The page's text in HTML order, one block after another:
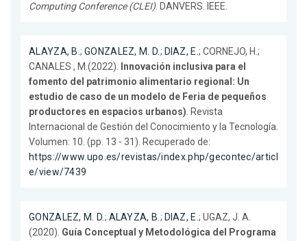
Computing Conference (CLEI). DANVERS. IEEE.
ALAYZA, B.; GONZALEZ, M. D.; DIAZ, E.; CORNEJO, H.;
CANALES , M.(2022). Innovación inclusiva para el
fomento del patrimonio alimentario regional: Un
estudio de caso de un modelo de Feria de pequeños
productores en espacios urbanos). Revista
Internacional de Gestión del Conocimiento y la Tecnología.
Volumen: 10. (pp. 13 - 31). Recuperado de:
https://www.upo.es/revistas/index.php/gecontec/articl
e/view/7439
GONZALEZ, M. D.; ALAYZA, B.; DIAZ, E.; UGAZ, J. A.
(2020). Guía Conceptual y Metodológica del Programa